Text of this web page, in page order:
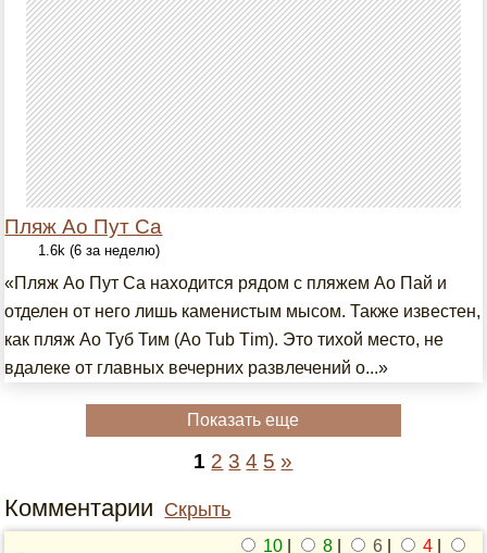
Пляж Ао Пут Са
1.6k (6 за неделю)
«Пляж Ао Пут Са находится рядом с пляжем Ао Пай и
отделен от него лишь каменистым мысом. Также известен,
как пляж Ао Туб Тим (Ao Tub Тim). Это тихой место, не
вдалеке от главных вечерних развлечений о...»
Показать еще
1 2 3 4 5 »
Комментарии Скрыть
10 8 6 4